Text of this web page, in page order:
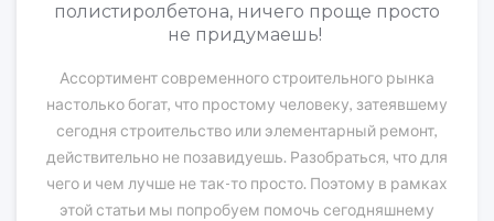
полистиролбетона, ничего проще просто
не придумаешь!
Ассортимент современного строительного рынка
настолько богат, что простому человеку, затеявшему
сегодня строительство или элементарный ремонт,
действительно не позавидуешь. Разобраться, что для
чего и чем лучше не так-то просто. Поэтому в рамках
этой статьи мы попробуем помочь сегодняшнему